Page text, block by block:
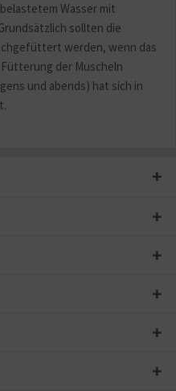
Wasser mit
sollten die
werden, wenn das
der Muscheln
und abends) hat sich in